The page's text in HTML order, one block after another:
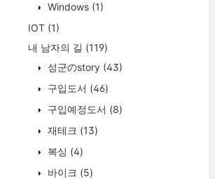
Windows (1)
IOT (1)
내 남자의 길 (119)
성군のstory (43)
구입도서 (46)
구입예정도서 (8)
재테크 (13)
복싱 (4)
바이크 (5)